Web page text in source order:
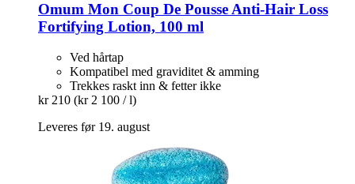
Omum Mon Coup De Pousse Anti-​Hair Loss
Fortifying Lotion, 100 ml
Ved hårtap
Kompatibel med graviditet & amming
Trekkes raskt inn & fetter ikke
kr 210 (kr 2 100 / l)
Leveres før 19. august